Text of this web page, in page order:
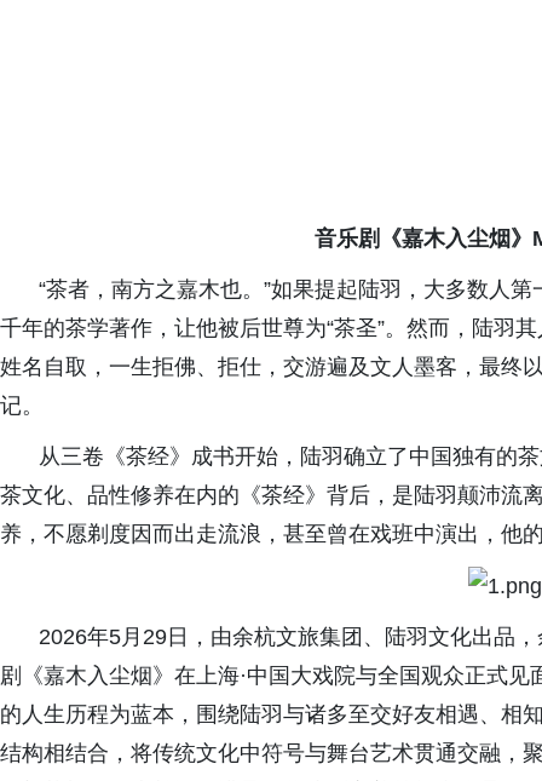
音乐剧《嘉木入尘烟》
“茶者，南方之嘉木也。 ”如果提起陆羽，大多数人
千年的茶学著作，让他被后世尊为“茶圣”。然而，陆羽
姓名自取，一生拒佛、拒仕，交游遍及文人墨客，最终
记。
从三卷《茶经》成书开始，陆羽确立了中国独有的
茶文化、品性修养在内的《茶经》背后，是陆羽颠沛流
养，不愿剃度因而出走流浪，甚至曾在戏班中演出，他
2026年5月29日， 由余杭文旅集团、陆羽文化出品，
剧《嘉木入尘烟》 在上海·中国大戏院与全国观众正式
的人生历程为蓝本，围绕陆羽与诸多至交好友相遇、相
结构相结合，将传统文化中符号与舞台艺术贯通交融，